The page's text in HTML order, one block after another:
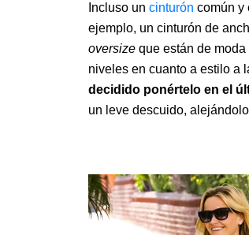
Incluso un cinturón común y
ejemplo, un cinturón de
oversize que están de
niveles en cuanto a estilo a
decidido ponértelo en el
un leve descuido,